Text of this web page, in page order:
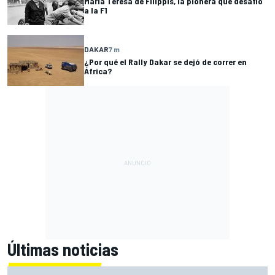
a la F1
DAKAR7 m
¿Por qué el Rally Dakar se dejó de correr en
África?
Últimas noticias